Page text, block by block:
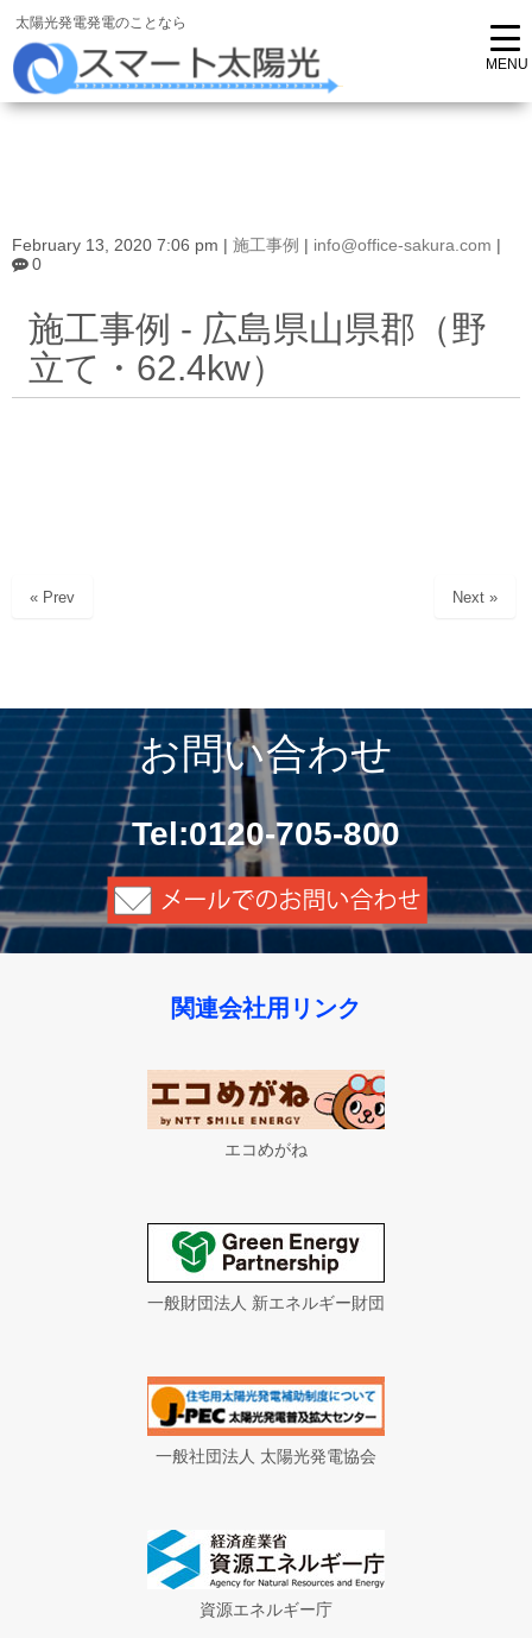
太陽光発電発電のことなら
February 13, 2020 7:06 pm 施工事例 info@office-sakura.com
0
施工事例 - 広島県山県郡（野
立て・62.4kw）
« Prev Next »
お問い合わせ
Tel:0120-705-800
関連会社用リンク
エコめがね
一般財団法人 新エネルギー財団
一般社団法人 太陽光発電協会
資源エネルギー庁